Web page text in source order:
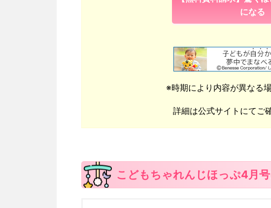
になる
※時期により内容が異なる
詳細は公式サイトにてご
こどもちゃれんじほっぷ4月